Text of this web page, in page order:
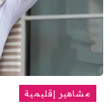
مشاهير إقليمية